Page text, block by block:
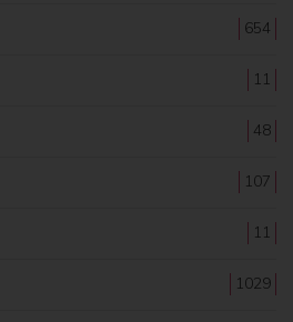
654
11
48
107
11
1029